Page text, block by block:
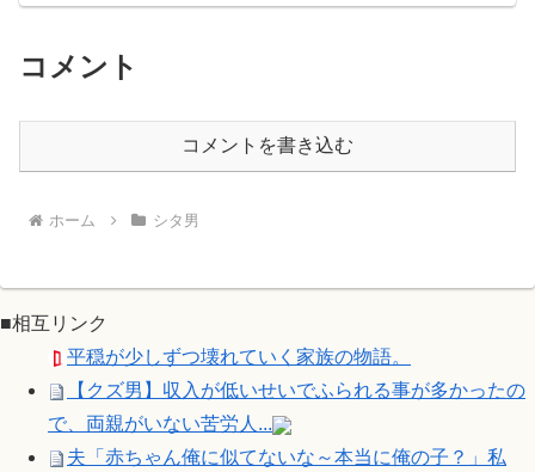
コメント
コメントを書き込む
ホーム シタ男
■相互リンク
平穏が少しずつ壊れていく家族の物語。
【クズ男】収入が低いせいでふられる事が多かったの
で、両親がいない苦労人...
夫「赤ちゃん俺に似てないな～本当に俺の子？」私